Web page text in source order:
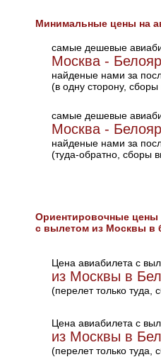
Минимальные цены на
самые дешевые
Москва -
найденые нами за
(в одну сторону,
самые дешевые
Москва -
найденые нами за
(туда-обратно, сборы
Ориентировочные цены
с вылетом из Москвы в
Цена авиабилета с
из Москвы в
(перелет только туда,
Цена авиабилета с
из Москвы в
(перелет только туда,